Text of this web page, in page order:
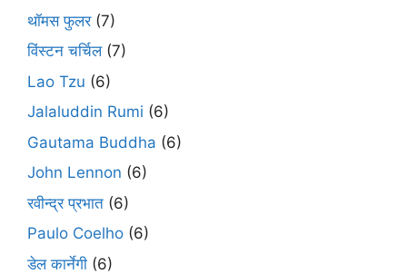
थॉमस फुलर(7)
विंस्टन चर्चिल(7)
Lao Tzu (6)
Jalaluddin Rumi (6)
Gautama Buddha (6)
John Lennon (6)
रवीन्द्र प्रभात (6)
Paulo Coelho (6)
डेल कार्नेगी (6)